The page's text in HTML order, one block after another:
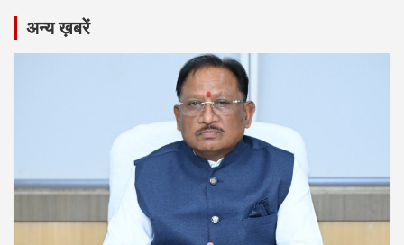
अन्य ख़बरें